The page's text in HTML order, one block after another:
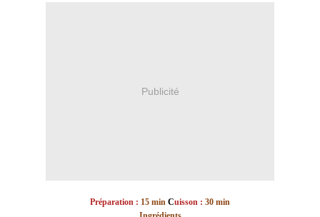
Publicité
Préparation : 15 min Cuisson : 30 min